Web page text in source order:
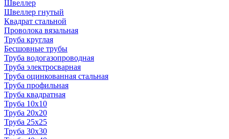
Швеллер
Швеллер гнутый
Квадрат стальной
Проволока вязальная
Труба круглая
Бесшовные трубы
Труба водогазопроводная
Труба электросварная
Труба оцинкованная стальная
Труба профильная
Труба квадратная
Труба 10x10
Труба 20x20
Труба 25x25
Труба 30x30